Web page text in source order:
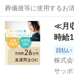
葬儀後等に使用するお
きれずに余したもので
たいです。 宜しくお願
北海道 札幌市
≪月
時給
日払い
株式
サッ